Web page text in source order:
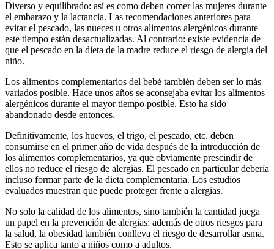
Diverso y equilibrado: así es como deben comer las mujeres durante
el embarazo y la lactancia. Las recomendaciones anteriores para
evitar el pescado, las nueces u otros alimentos alergénicos durante
este tiempo están desactualizadas. Al contrario: existe evidencia de
que el pescado en la dieta de la madre reduce el riesgo de alergia del
niño.
Los alimentos complementarios del bebé también deben ser lo más
variados posible. Hace unos años se aconsejaba evitar los alimentos
alergénicos durante el mayor tiempo posible. Esto ha sido
abandonado desde entonces.
Definitivamente, los huevos, el trigo, el pescado, etc. deben
consumirse en el primer año de vida después de la introducción de
los alimentos complementarios, ya que obviamente prescindir de
ellos no reduce el riesgo de alergias. El pescado en particular debería
incluso formar parte de la dieta complementaria. Los estudios
evaluados muestran que puede proteger frente a alergias.
No solo la calidad de los alimentos, sino también la cantidad juega
un papel en la prevención de alergias: además de otros riesgos para
la salud, la obesidad también conlleva el riesgo de desarrollar asma.
Esto se aplica tanto a niños como a adultos.